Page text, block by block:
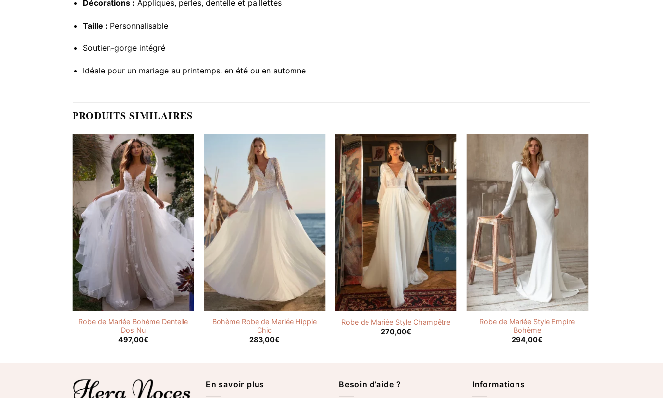
Décorations : Appliques, perles, dentelle et paillettes
Taille : Personnalisable
Soutien-gorge intégré
Idéale pour un mariage au printemps, en été ou en automne
PRODUITS SIMILAIRES
Robe de Mariée Bohème Dentelle
Dos Nu
497,00€
Bohème Robe de Mariée Hippie
Chic
283,00€
Robe de Mariée Style Champêtre
270,00€
Robe de Mariée Style Empire
Bohème
294,00€
En savoir plus Besoin d’aide ? Informations